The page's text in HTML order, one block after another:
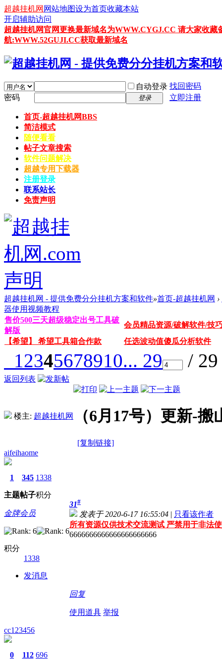
超越挂机网 网站地图设为首页收藏本站
开启辅助访问
超越挂机网官网更换最新域名为WWW.CYGJ.CC 请大家收
航:WWW.52GUJI.CC获取最新域名
自动登录 找回密码
密码
登录 立即注册
首页-超越挂机网BBS
简洁模式
随便看看
帖子文章搜索
软件问题解决
超越专用下载器
注册登录
联系站长
免责声明
超越挂机网 - 提供免费分分挂机方案和软件»首页-超越挂机网 ›
器使用视频教程
售价500三天超级稳定出号工具破
解版
会员精品资源/破解软件/技
【希望】 希望工具箱合作款
任选波动值傻瓜分析软件
12345678910... 29 /
返回列表
楼主: 超越挂机网 （6月17号）更新-
[复制链接]
aifeihaome
1
主题
345
帖子
1338
积分
金牌会员
积分
1338
发消息
31#
发表于 2020-6-17 16:55:04 | 只看该作者
所有资源仅供技术交流测试 严禁用于非法
6666666666666666666666
回复
使用道具 举报
cc123456
0 112 696